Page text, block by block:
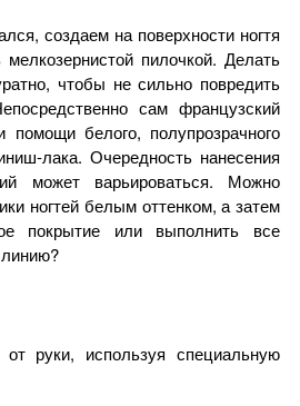
создаем на поверхности ногтя
пилочкой. Делать
чтобы не сильно повредить
сам французский
помощи белого, полупрозрачного
лака. Очередность нанесения
может варьироваться. Можно
ногтей белым оттенком, а затем
покрытие или выполнить все
руки, используя специальную